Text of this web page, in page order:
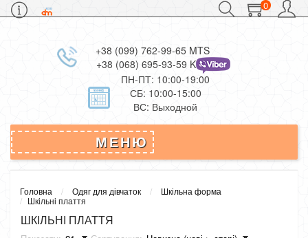
0
+38 (099) 762-99-65 MTS
+38 (068) 695-93-59 Kievstar
ПН-ПТ: 10:00-19:00
СБ: 10:00-15:00
ВС: Выходной
МЕНЮ
Головна Одяг для дівчаток
Шкільна форма
Шкільні плаття
ШКІЛЬНІ ПЛАТТЯ